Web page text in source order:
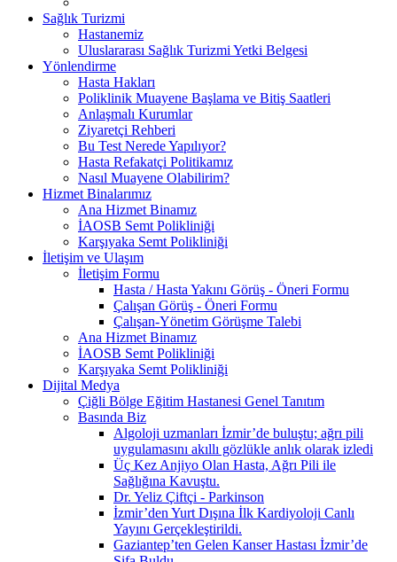
Sağlık Turizmi
Hastanemiz
Uluslararası Sağlık Turizmi Yetki Belgesi
Yönlendirme
Hasta Hakları
Poliklinik Muayene Başlama ve Bitiş Saatleri
Anlaşmalı Kurumlar
Ziyaretçi Rehberi
Bu Test Nerede Yapılıyor?
Hasta Refakatçi Politikamız
Nasıl Muayene Olabilirim?
Hizmet Binalarımız
Ana Hizmet Binamız
İAOSB Semt Polikliniği
Karşıyaka Semt Polikliniği
İletişim ve Ulaşım
İletişim Formu
Hasta / Hasta Yakını Görüş - Öneri Formu
Çalışan Görüş - Öneri Formu
Çalışan-Yönetim Görüşme Talebi
Ana Hizmet Binamız
İAOSB Semt Polikliniği
Karşıyaka Semt Polikliniği
Dijital Medya
Çiğli Bölge Eğitim Hastanesi Genel Tanıtım
Basında Biz
Algoloji uzmanları İzmir’de buluştu; ağrı pili
uygulamasını akıllı gözlükle anlık olarak izledi
Üç Kez Anjiyo Olan Hasta, Ağrı Pili ile
Sağlığına Kavuştu.
Dr. Yeliz Çiftçi - Parkinson
İzmir’den Yurt Dışına İlk Kardiyoloji Canlı
Yayını Gerçekleştirildi.
Gaziantep’ten Gelen Kanser Hastası İzmir’de